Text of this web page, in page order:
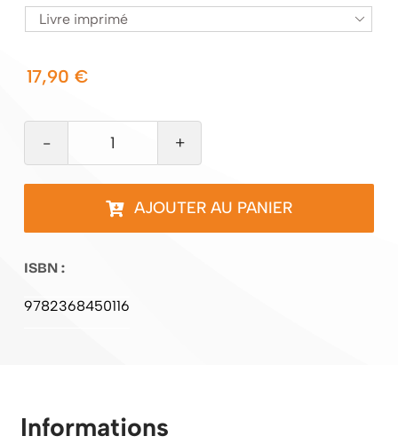

17,90€
quantité
Meurtres
AJOUTER AU PANIER
ISBN :
9782368450116
Informations